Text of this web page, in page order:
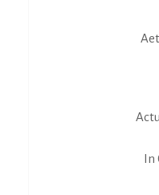
In